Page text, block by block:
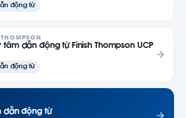
động từ
tâm dẫn động từ Finish Thompson UCP
động từ
dẫn động từ